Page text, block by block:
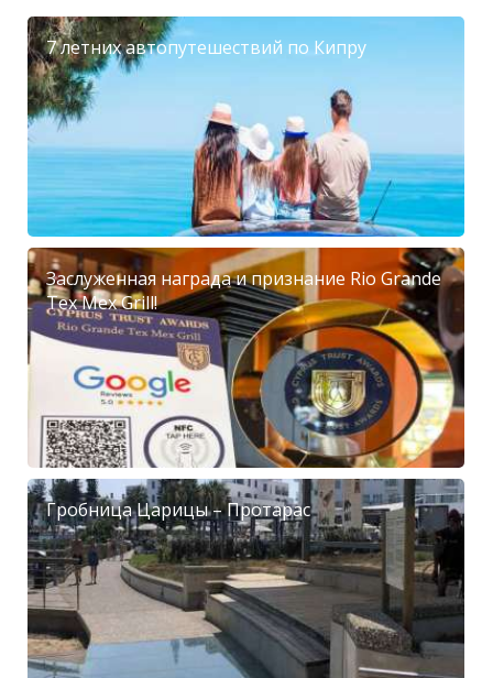
7 летних автопутешествий по Кипру
Заслуженная награда и признание Rio Grande
Tex Mex Grill!
Гробница Царицы – Протарас